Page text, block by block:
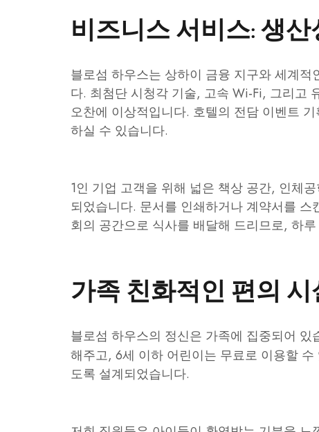
비즈니스 서비스: 생
블로섬 하우스는 상하이 금융 지구와 세계
다. 최첨단 시청각 기술, 고속 Wi-Fi, 그리고
오찬에 이상적입니다. 호텔의 전담 이벤트
하실 수 있습니다.
1인 기업 고객을 위해 넓은 책상 공간, 인체
되었습니다. 문서를 인쇄하거나 계약서를
회의 공간으로 식사를 배달해 드리므로, 하
가족 친화적인 편의
블로섬 하우스의 정신은 가족에 집중되어 있
해주고, 6세 이하 어린이는 무료로 이용할
도록 설계되었습니다.